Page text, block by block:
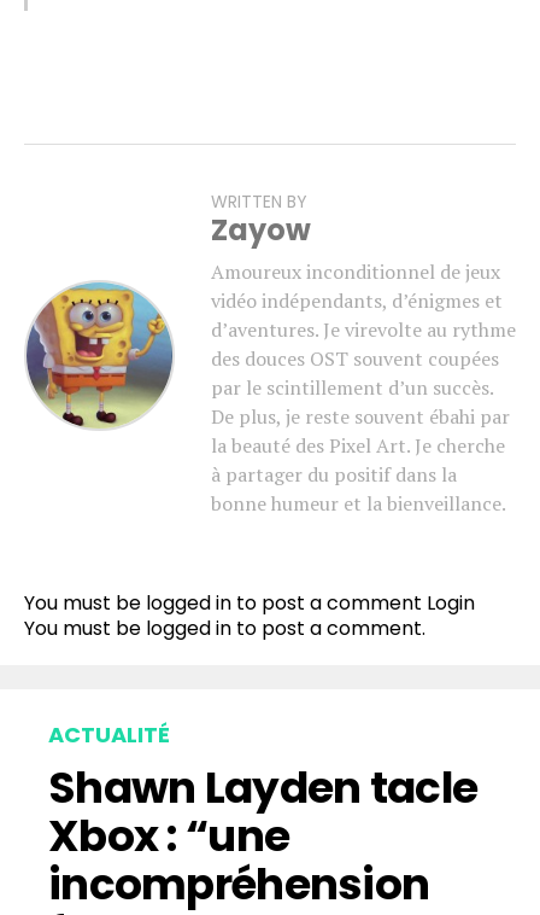
WRITTEN BY
Zayow
Amoureux inconditionnel de jeux
vidéo indépendants, d’énigmes et
d’aventures. Je virevolte au rythme
des douces OST souvent coupées
par le scintillement d’un succès.
De plus, je reste souvent ébahi par
la beauté des Pixel Art. Je cherche
à partager du positif dans la
bonne humeur et la bienveillance.
You must be logged in to post a comment Login
You must be logged in to post a comment.
ACTUALITÉ
Shawn Layden tacle
Xbox : “une
incompréhension